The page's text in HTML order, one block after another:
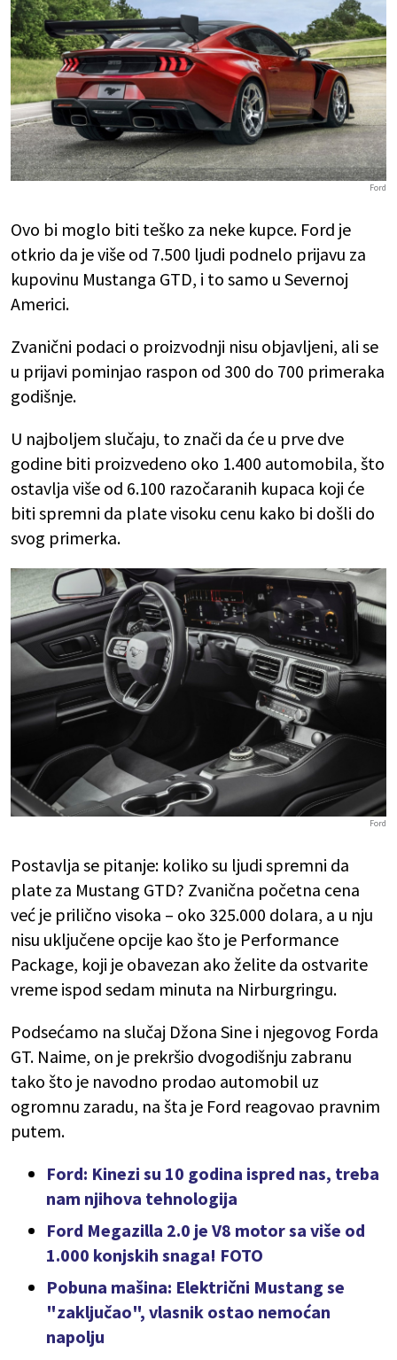
Ford
Ovo bi moglo biti teško za neke kupce. Ford je
otkrio da je više od 7.500 ljudi podnelo prijavu za
kupovinu Mustanga GTD, i to samo u Severnoj
Americi.
Zvanični podaci o proizvodnji nisu objavljeni, ali se
u prijavi pominjao raspon od 300 do 700 primeraka
godišnje.
U najboljem slučaju, to znači da će u prve dve
godine biti proizvedeno oko 1.400 automobila, što
ostavlja više od 6.100 razočaranih kupaca koji će
biti spremni da plate visoku cenu kako bi došli do
svog primerka.
Ford
Postavlja se pitanje: koliko su ljudi spremni da
plate za Mustang GTD? Zvanična početna cena
već je prilično visoka – oko 325.000 dolara, a u nju
nisu uključene opcije kao što je Performance
Package, koji je obavezan ako želite da ostvarite
vreme ispod sedam minuta na Nirburgringu.
Podsećamo na slučaj Džona Sine i njegovog Forda
GT. Naime, on je prekršio dvogodišnju zabranu
tako što je navodno prodao automobil uz
ogromnu zaradu, na šta je Ford reagovao pravnim
putem.
Ford: Kinezi su 10 godina ispred nas, treba
nam njihova tehnologija
Ford Megazilla 2.0 je V8 motor sa više od
1.000 konjskih snaga! FOTO
Pobuna mašina: Električni Mustang se
"zaključao", vlasnik ostao nemoćan
napolju